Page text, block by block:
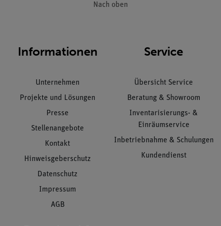
Nach oben
Informationen
Unternehmen
Projekte und Lösungen
Presse
Stellenangebote
Kontakt
Hinweisgeberschutz
Datenschutz
Impressum
AGB
Service
Übersicht Service
Beratung & Showroom
Inventarisierungs- &
Einräumservice
Inbetriebnahme & Schulungen
Kundendienst